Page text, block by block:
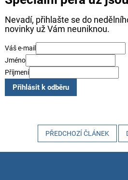
Nevadí, přihlašte se do
novinky už Vám neuniknou.
Váš e-mail
Jméno
Příjmení
Přihlásit k odběru
PŘEDCHOZÍ ČLÁNEK